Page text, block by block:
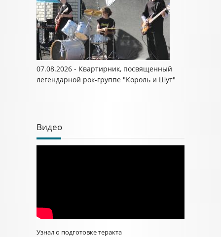
07.08.2026 - Квартирник, посвященный
легендарной рок-группе "Король и Шут"
Видео
Узнал о подготовке теракта